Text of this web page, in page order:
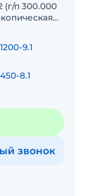
(г/п 300.000
9.1
8.1
звонок